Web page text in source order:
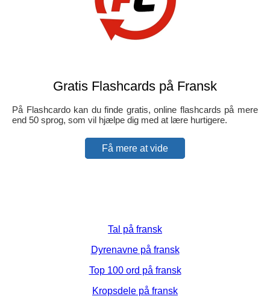
Gratis Flashcards på Fransk
På Flashcardo kan du finde gratis, online flashcards på mere
end 50 sprog, som vil hjælpe dig med at lære hurtigere.
Få mere at vide
Tal på fransk
Dyrenavne på fransk
Top 100 ord på fransk
Kropsdele på fransk